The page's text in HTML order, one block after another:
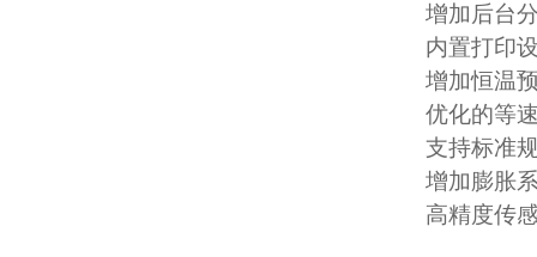
增加后台
内置打印
增加恒温
优化的等
支持标准
增加膨胀
高精度传